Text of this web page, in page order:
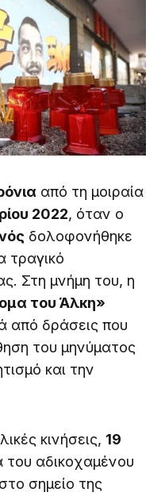
από τη μοιραία
2022, όταν ο
δολοφονήθηκε
τραγικό
Στη μνήμη του, η
του Άλκη»
από δράσεις που
του μηνύματος
και την
κινήσεις, 19
του αδικοχαμένου
σημείο της